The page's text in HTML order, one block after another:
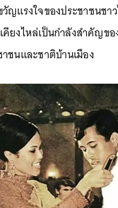
ญแรงใจของประชาชนชา
คียงไหล่เป็นกำลังสำคัญข
ชนและชาติบ้านเมือง